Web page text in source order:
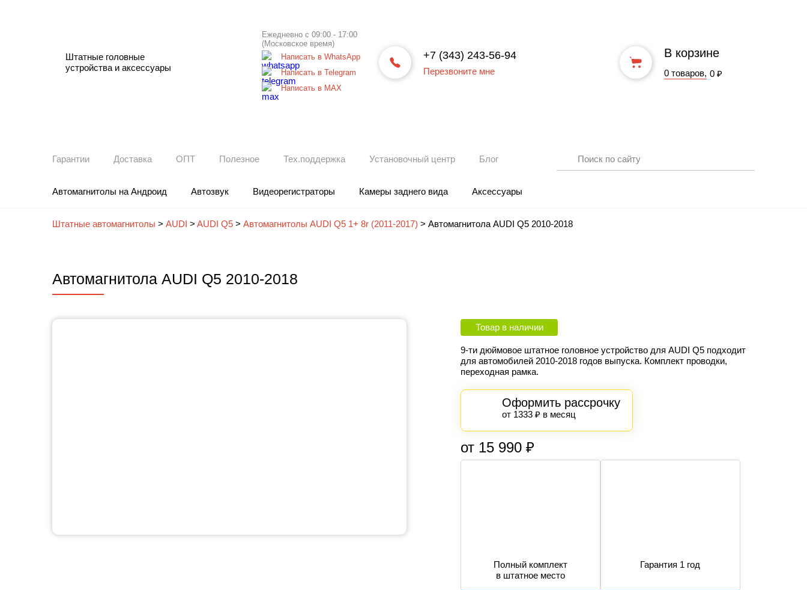
Штатные головные
устройства и аксессуары
Ежедневно с 09:00 - 17:00
(Московское время)
Написать в WhatsApp
Написать в Telegram
Написать в МАХ
+7 (343) 243-56-94
Перезвоните мне
В корзине
0 товаров, 0 ₽
Гарантии Доставка ОПТ Полезное Тех.поддержка Установочный центр Блог
Автомагнитолы на Андроид Автозвук Видеорегистраторы Камеры заднего вида Аксессуары
Штатные автомагнитолы > AUDI > AUDI Q5 > Автомагнитолы AUDI Q5 1+ 8r (2011-2017) > Автомагнитола AUDI Q5 2010-2018
Автомагнитола AUDI Q5 2010-2018
Товар в наличии
9-ти дюймовое штатное головное устройство для AUDI Q5 подходит
для автомобилей 2010-2018 годов выпуска. Комплект проводки,
переходная рамка.
Оформить рассрочку
от 1333 ₽ в месяц
от 15 990 ₽
Полный комплект
в штатное место
Гарантия 1 год